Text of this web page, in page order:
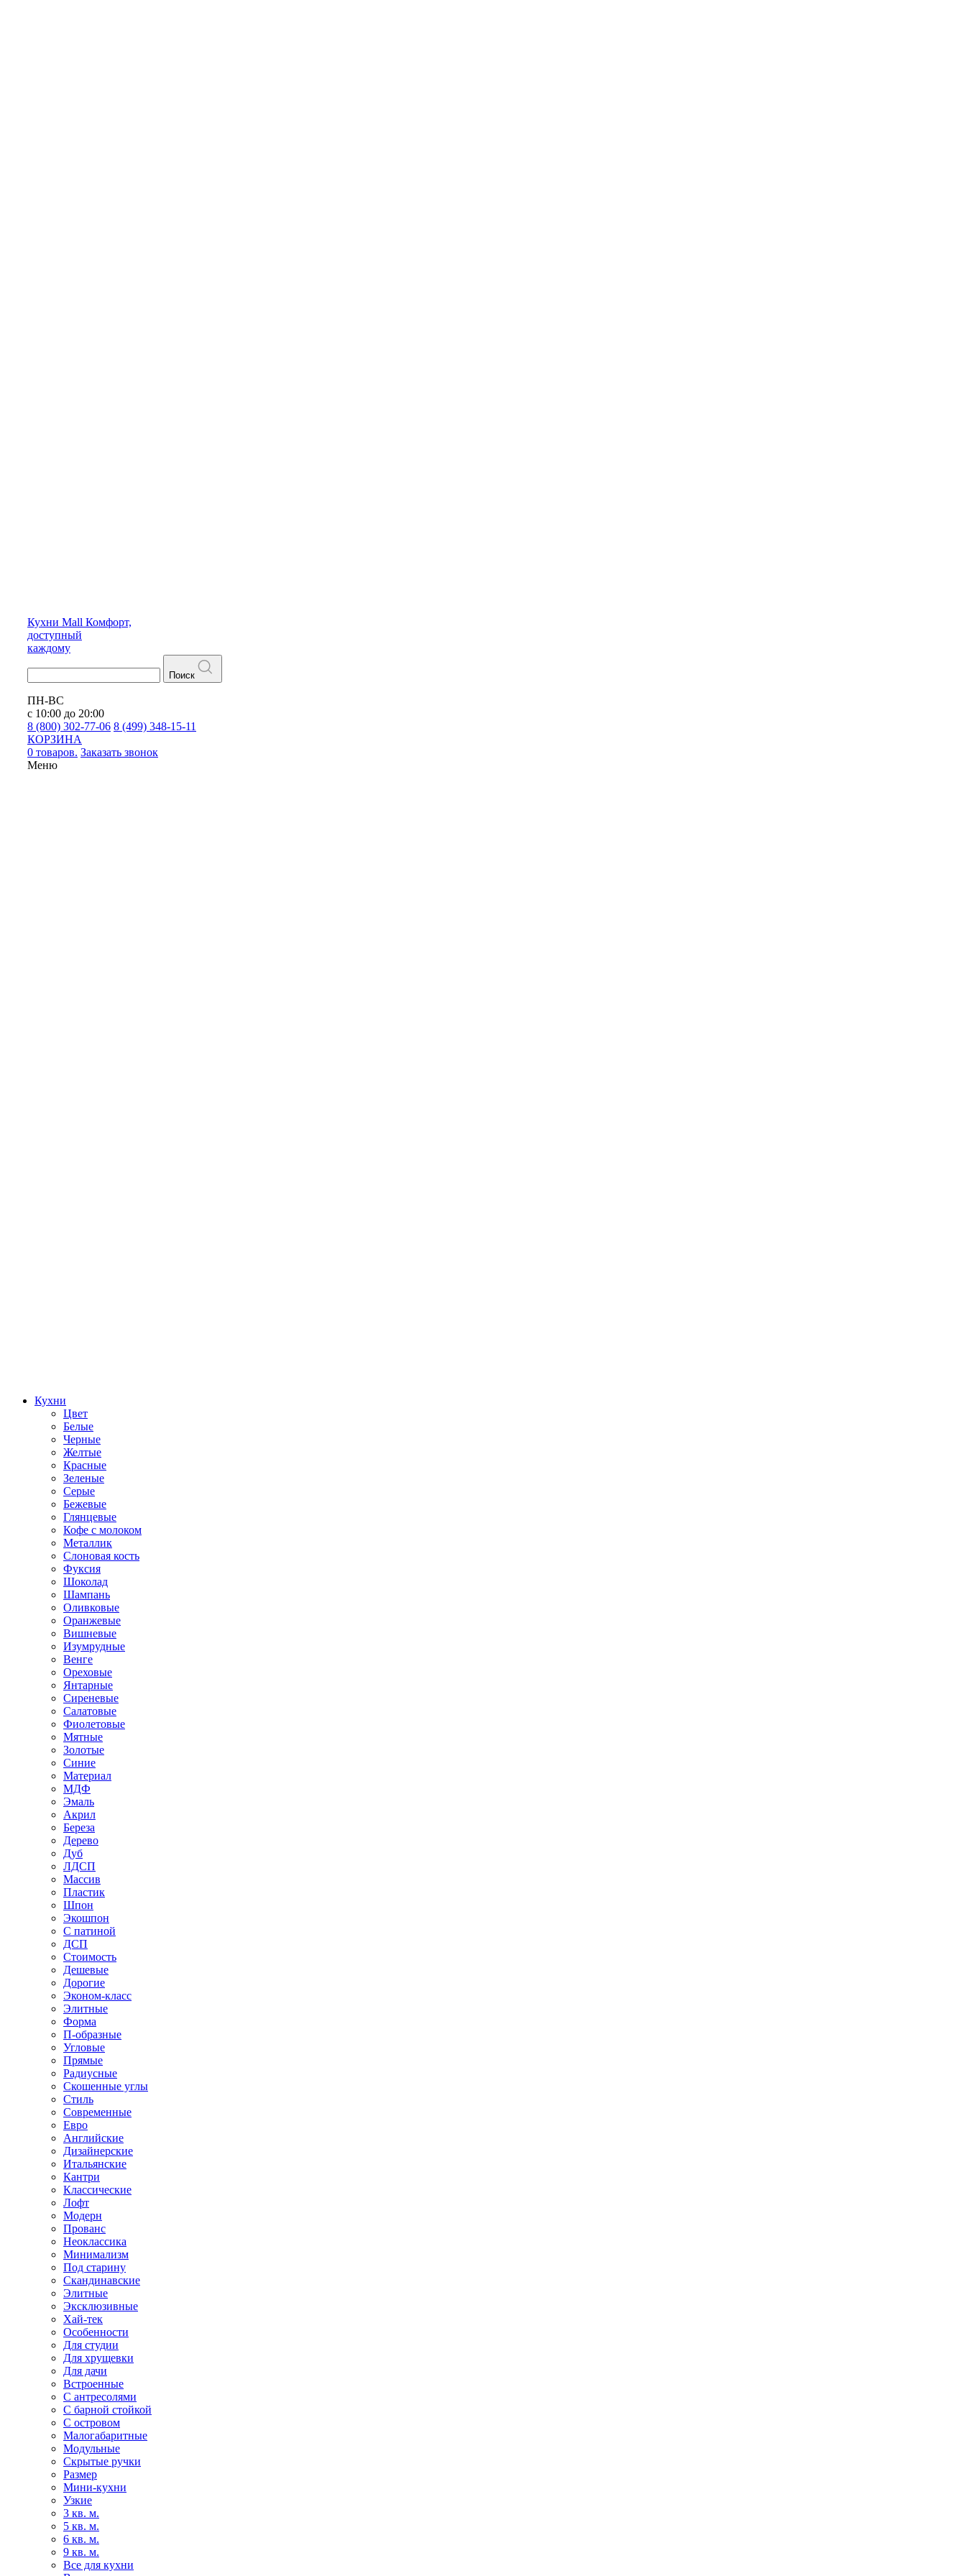
Кухни Mall Комфорт,
доступный
каждому
Поиск
ПН-ВС
с 10:00 до 20:00
8 (800) 302-77-06 8 (499) 348-15-11
КОРЗИНА
0 товаров. Заказать звонок
Меню
Кухни
Цвет
Белые
Черные
Желтые
Красные
Зеленые
Серые
Бежевые
Глянцевые
Кофе с молоком
Металлик
Слоновая кость
Фуксия
Шоколад
Шампань
Оливковые
Оранжевые
Вишневые
Изумрудные
Венге
Ореховые
Янтарные
Сиреневые
Салатовые
Фиолетовые
Мятные
Золотые
Синие
Материал
МДФ
Эмаль
Акрил
Береза
Дерево
Дуб
ЛДСП
Массив
Пластик
Шпон
Экошпон
С патиной
ДСП
Стоимость
Дешевые
Дорогие
Эконом-класс
Элитные
Форма
П-образные
Угловые
Прямые
Радиусные
Скошенные углы
Стиль
Современные
Евро
Английские
Дизайнерские
Итальянские
Кантри
Классические
Лофт
Модерн
Прованс
Неоклассика
Минимализм
Под старину
Скандинавские
Элитные
Эксклюзивные
Хай-тек
Особенности
Для студии
Для хрущевки
Для дачи
Встроенные
С антресолями
С барной стойкой
С островом
Малогабаритные
Модульные
Скрытые ручки
Размер
Мини-кухни
Узкие
3 кв. м.
5 кв. м.
6 кв. м.
9 кв. м.
Все для кухни